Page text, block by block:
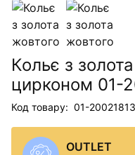
Кольє з
цирконом 01-
Код товару: 01-
OUTLET